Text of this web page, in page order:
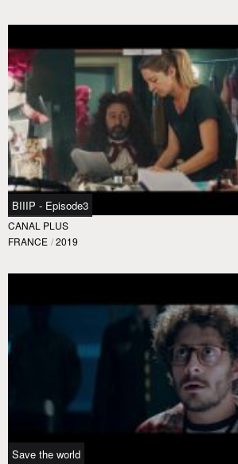
BIIIP - Episode3
CANAL PLUS
FRANCE / 2019
Save the world